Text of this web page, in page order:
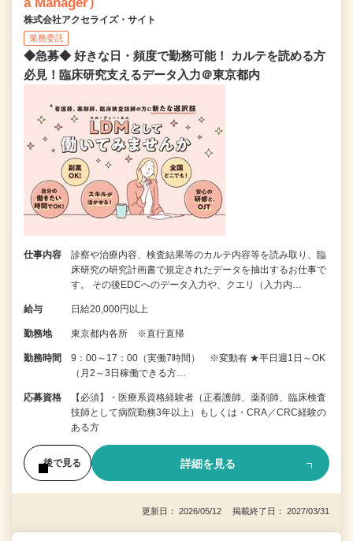
株式会社アクセライズ・サイト
業務委託
◆急募◆ 好きな日・頻度で勤務可能！ カルテを読める方
必見！臨床研究支えるデータ入力＠東京都内
仕事内容
診察や治療内容、検査結果等のカルテ内容等を読み取り、臨
床研究の研究計画書で規定されたデータを抽出するお仕事で
す。 その後EDCへのデータ入力や、クエリ（入力内…
給与 日給20,000円以上
勤務地 東京都内各所 ※直行直帰
勤務時間
9：00～17：00（実働7時間） ※変動有 ★平日週1日～OK
（月2～3日稼働できる方…
応募資格
【必須】・医療系資格経験者（正看護師、薬剤師、臨床検査
技師として病院勤務3年以上）もしくは・CRA／CRC経験の
ある方
後で見る 詳細を見る
更新日： 2026/05/12 掲載終了日： 2027/03/31